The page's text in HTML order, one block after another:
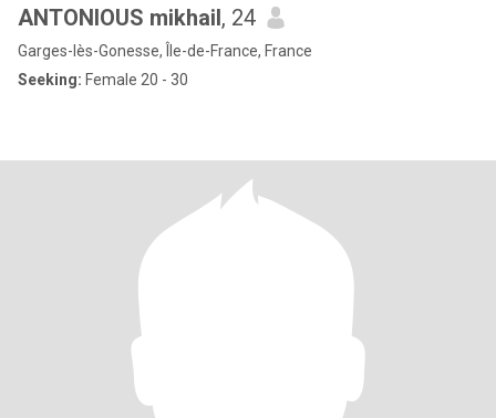
ANTONIOUS mikhail, 24
Garges-lès-Gonesse, Île-de-France, France
Seeking: Female 20 - 30